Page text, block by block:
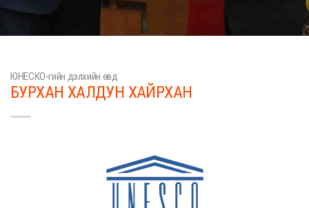
ЮНЕСКО-гийн дэлхийн өвд
БУРХАН ХАЛДУН ХАЙРХАН